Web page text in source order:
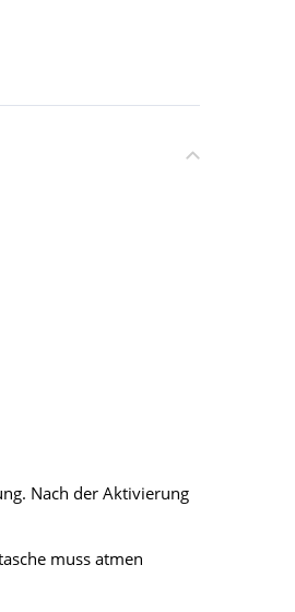
Nach der Aktivierung
muss atmen